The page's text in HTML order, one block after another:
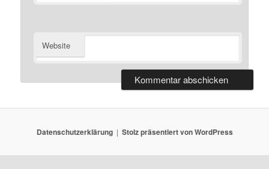
Website
Datenschutzerklärung Stolz präsentiert von WordPress